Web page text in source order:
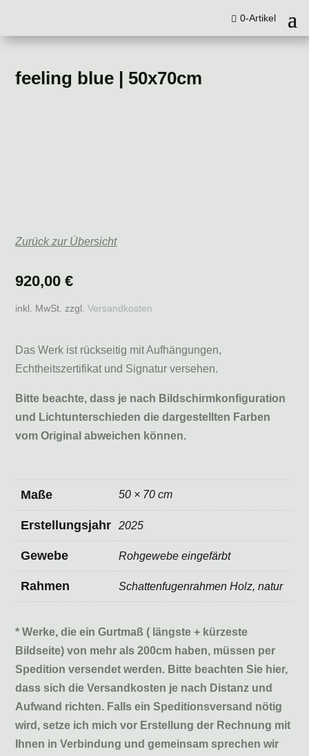
0-Artikel
feeling blue | 50x70cm
Zurück zur Übersicht
920,00€
inkl. MwSt. zzgl.Versandkosten
Das Werk ist rückseitig mit Aufhängungen,
Echtheitszertifikat und Signatur versehen.
Bitte beachte, dass je nach Bildschirmkonfiguration
und Lichtunterschieden die dargestellten Farben
vom Original abweichen können.
Maße 50 × 70 cm
Erstellungsjahr 2025
Gewebe Rohgewebe eingefärbt
Rahmen Schattenfugenrahmen Holz, natur
* Werke, die ein Gurtmaß ( längste + kürzeste
Bildseite) von mehr als 200cm haben, müssen per
Spedition versendet werden. Bitte beachten Sie hier,
dass sich die Versandkosten je nach Distanz und
Aufwand richten. Falls ein Speditionsversand nötig
wird, setze ich mich vor Erstellung der Rechnung mit
Ihnen in Verbindung und gemeinsam sprechen wir